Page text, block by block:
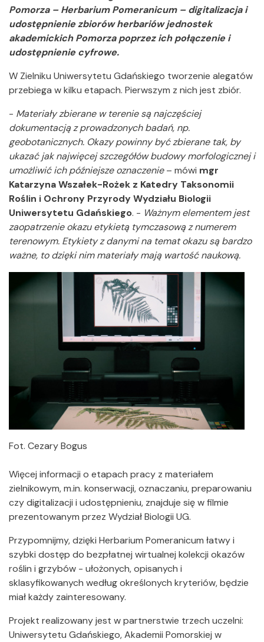
Pomorza – Herbarium Pomeranicum – digitalizacja i
udostępnienie zbiorów herbariów jednostek
akademickich Pomorza poprzez ich połączenie i
udostępnienie cyfrowe.
W Zielniku Uniwersytetu Gdańskiego tworzenie alegatów
przebiega w kilku etapach. Pierwszym z nich jest zbiór.
- Materiały zbierane w terenie są najczęściej
dokumentacją z prowadzonych badań, np.
geobotanicznych. Okazy powinny być zbierane tak, by
ukazać jak najwięcej szczegółów budowy morfologicznej i
umożliwić ich późniejsze oznaczenie– mówi mgr
Katarzyna Wszałek-Rożek z Katedry Taksonomii
Roślin i Ochrony Przyrody Wydziału Biologii
Uniwersytetu Gdańskiego. - Ważnym elementem jest
zaopatrzenie okazu etykietą tymczasową z numerem
terenowym. Etykiety z danymi na temat okazu są bardzo
ważne, to dzięki nim materiały mają wartość naukową.
Fot. Cezary Bogus
Więcej informacji o etapach pracy z materiałem
zielnikowym, m.in. konserwacji, oznaczaniu, preparowaniu
czy digitalizacji i udostępnieniu, znajduje się w filmie
prezentowanym przez Wydział Biologii UG.
Przypomnijmy, dzięki Herbarium Pomeranicum łatwy i
szybki dostęp do bezpłatnej wirtualnej kolekcji okazów
roślin i grzybów - ułożonych, opisanych i
sklasyfikowanych według określonych kryteriów, będzie
miał każdy zainteresowany.
Projekt realizowany jest w partnerstwie trzech uczelni:
Uniwersytetu Gdańskiego, Akademii Pomorskiej w